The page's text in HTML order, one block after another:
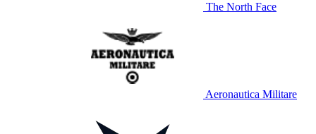
The North Face
Aeronautica Militare